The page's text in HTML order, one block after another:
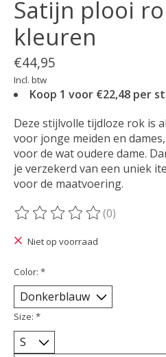
Satijn plooi
kleuren
€44,95
Incl. btw
Koop 1 voor €22,48 per
Deze stijlvolle tijdloze rok is
voor jonge meiden en
voor de wat oudere dame.
je verzekerd van een uniek
voor de maatvoering.
De beoordeling van dit
(0)
Niet op voorraad
Color: *
Size: *